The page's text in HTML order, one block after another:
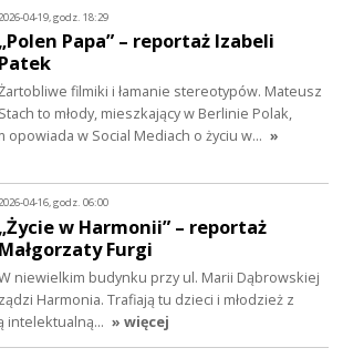
04-19, godz. 18:29
„Polen Papa” – reportaż Izabeli
Patek
filmiki i łamanie stereotypów. Mateusz
Stach to młody, mieszkający w Berlinie Polak,
w Social Mediach o życiu w… »
04-16, godz. 06:00
„Życie w Harmonii” – reportaż
Małgorzaty Furgi
niewielkim budynku przy ul. Marii Dąbrowskiej
Harmonia. Trafiają tu dzieci i młodzież z
intelektualną… » więcej